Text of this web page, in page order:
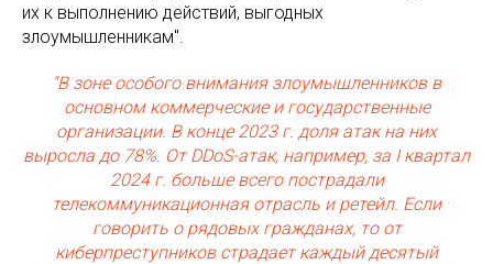
их к выполнению действий, выгодных
злоумышленникам".
"В зоне особого внимания злоумышленников в
основном коммерческие и государственные
организации. В конце 2023 г. доля атак на них
выросла до 78%. От DDoS-атак, например, за I квартал
2024 г. больше всего пострадали
телекоммуникационная отрасль и ретейл. Если
говорить о рядовых гражданах, то от
киберпреступников страдает каждый десятый